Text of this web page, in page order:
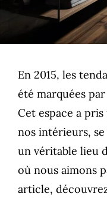
En 2015, les
été marquées
Cet espace a
nos intérieurs,
un véritable lieu
où nous aimons
article,